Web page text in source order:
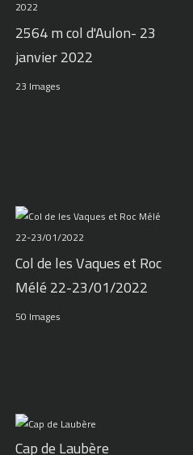
2564 m col d'Aulon- 23
janvier 2022
23 Images
Col de les Vaques et Roc
Mélé 22-23/01/2022
50 Images
Cap de Laubère